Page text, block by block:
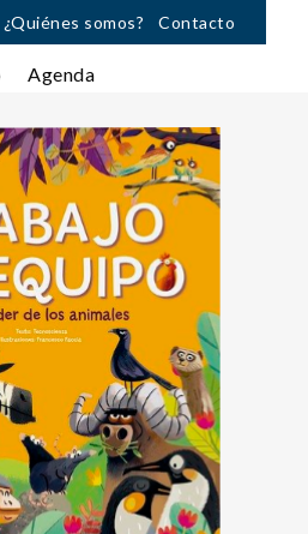
¿Quiénes somos? Contacto
Agenda